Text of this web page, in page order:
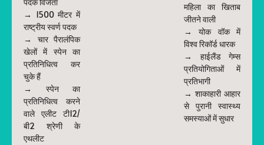
पदक विजेता
→ 1500 मीटर में
राष्ट्रीय स्वर्ण पदक
→ चार पैरालंपिक
खेलों में स्पेन का
प्रतिनिधित्व कर
चुके हैं
→ स्पेन का
प्रतिनिधित्व करने
वाले एलीट टी12/
बी2 श्रेणी के
एथलीट
महिला का खिताब
जीतने वाली
→ योक वॉक में
विश्व रिकॉर्ड धारक
→ हाईलैंड गेम्स
प्रतियोगिताओं में
प्रतिभागी
→ शाकाहारी आहार
से पुरानी स्वास्थ्य
समस्याओं में सुधार